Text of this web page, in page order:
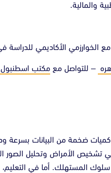
والمالية.
الخوارزمي الأكاديمي للدراسة
– للتواصل مع مكتب اسطنبول
ضخمة من البيانات بسرعة
تشخيص الأمراض وتحليل الصور
المستهلك. أما في